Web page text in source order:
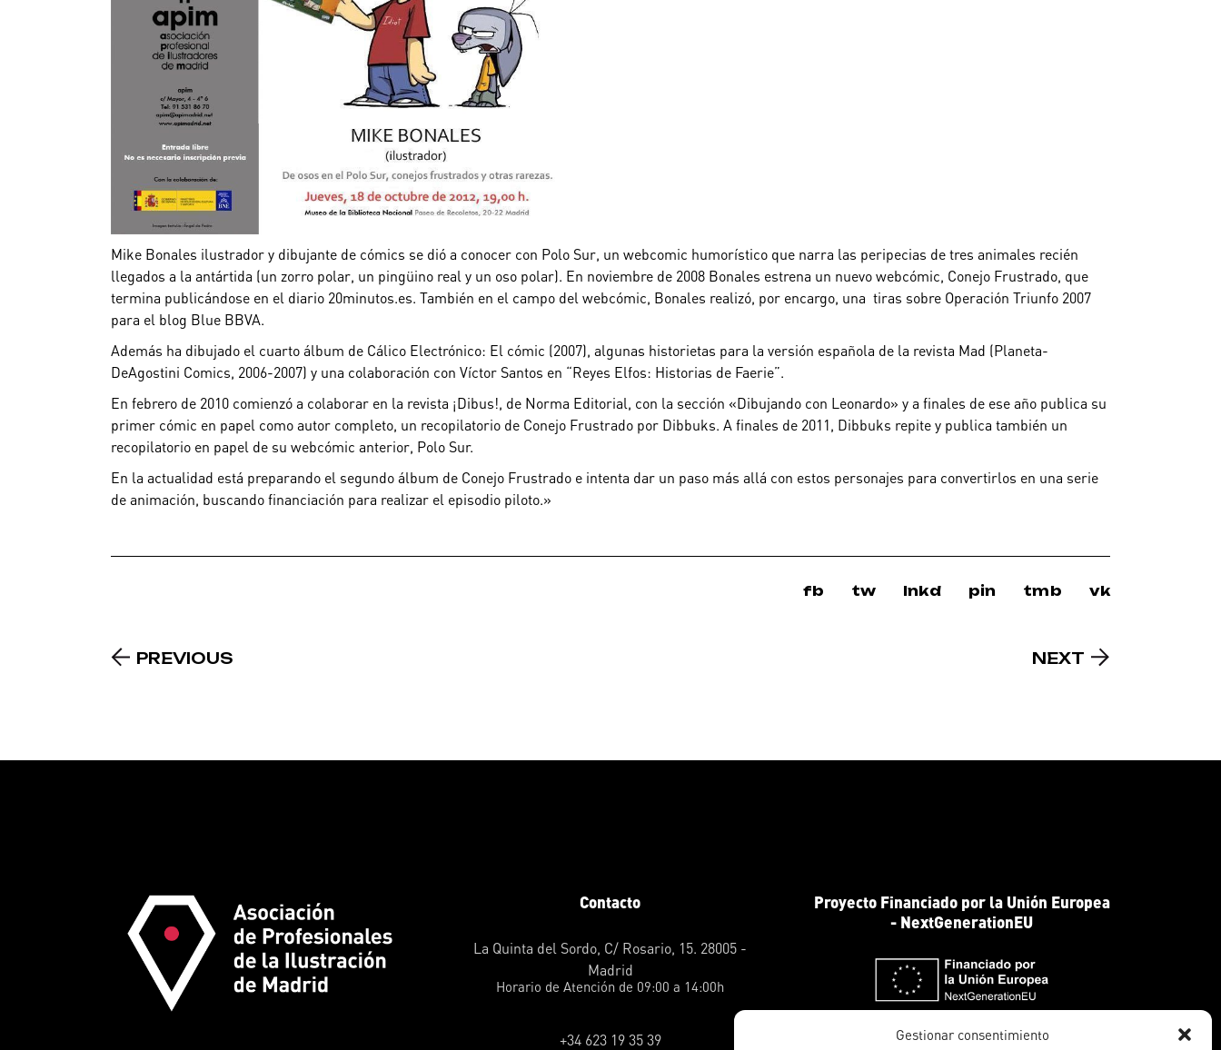
Gestionar consentimiento
Mike Bonales ilustrador y dibujante de cómics se dió a conocer con Polo Sur, un webcomic humorístico que narra las peripecias de tres animales recién
llegados a la antártida (un zorro polar, un pingüino real y un oso polar). En noviembre de 2008 Bonales estrena un nuevo webcómic, Conejo Frustrado, que
termina publicándose en el diario 20minutos.es. También en el campo del webcómic, Bonales realizó, por encargo, una tiras sobre Operación Triunfo 2007
para el blog Blue BBVA.
Además ha dibujado el cuarto álbum de Cálico Electrónico: El cómic (2007), algunas historietas para la versión española de la revista Mad (Planeta-
DeAgostini Comics, 2006-2007) y una colaboración con Víctor Santos en “Reyes Elfos: Historias de Faerie”.
En febrero de 2010 comienzó a colaborar en la revista ¡Dibus!, de Norma Editorial, con la sección «Dibujando con Leonardo» y a finales de ese año publica su
primer cómic en papel como autor completo, un recopilatorio de Conejo Frustrado por Dibbuks. A finales de 2011, Dibbuks repite y publica también un
recopilatorio en papel de su webcómic anterior, Polo Sur.
En la actualidad está preparando el segundo álbum de Conejo Frustrado e intenta dar un paso más allá con estos personajes para convertirlos en una serie
de animación, buscando financiación para realizar el episodio piloto.»
fb tw lnkd pin tmb vk
PREVIOUS NEXT
Contacto
La Quinta del Sordo, C/ Rosario, 15. 28005 -
Madrid
Horario de Atención de 09:00 a 14:00h
+34 623 19 35 39
Proyecto Financiado por la Unión Europea
- NextGenerationEU